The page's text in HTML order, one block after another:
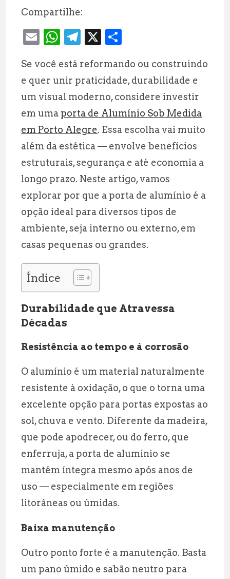
Compartilhe:
E
ai
l
W
at
s
A
p
p
T
e
g
r
a
m
X
a
r
e
Se você está reformando ou construindo
e quer unir praticidade, durabilidade e
um visual moderno, considere investir
em uma porta de Alumínio Sob Medida
em Porto Alegre. Essa escolha vai muito
além da estética — envolve benefícios
estruturais, segurança e até economia a
longo prazo. Neste artigo, vamos
explorar por que a porta de alumínio é a
opção ideal para diversos tipos de
ambiente, seja interno ou externo, em
casas pequenas ou grandes.
Índice
Durabilidade que Atravessa
Décadas
Resistência ao tempo e à corrosão
O alumínio é um material naturalmente
resistente à oxidação, o que o torna uma
excelente opção para portas expostas ao
sol, chuva e vento. Diferente da madeira,
que pode apodrecer, ou do ferro, que
enferruja, a porta de alumínio se
mantém íntegra mesmo após anos de
uso — especialmente em regiões
litorâneas ou úmidas.
Baixa manutenção
Outro ponto forte é a manutenção. Basta
um pano úmido e sabão neutro para